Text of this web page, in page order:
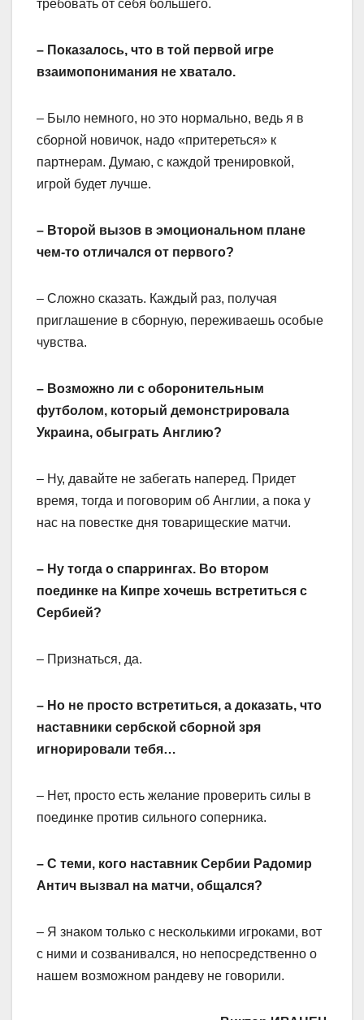
требовать от себя большего.
– Показалось, что в той первой игре
взаимопонимания не хватало.
– Было немного, но это нормально, ведь я в
сборной новичок, надо «притереться» к
партнерам. Думаю, с каждой тренировкой,
игрой будет лучше.
– Второй вызов в эмоциональном плане
чем-то отличался от первого?
– Сложно сказать. Каждый раз, получая
приглашение в сборную, переживаешь особые
чувства.
– Возможно ли с оборонительным
футболом, который демонстрировала
Украина, обыграть Англию?
– Ну, давайте не забегать наперед. Придет
время, тогда и поговорим об Англии, а пока у
нас на повестке дня товарищеские матчи.
– Ну тогда о спаррингах. Во втором
поединке на Кипре хочешь встретиться с
Сербией?
– Признаться, да.
– Но не просто встретиться, а доказать, что
наставники сербской сборной зря
игнорировали тебя…
– Нет, просто есть желание проверить силы в
поединке против сильного соперника.
– С теми, кого наставник Сербии Радомир
Антич вызвал на матчи, общался?
– Я знаком только с несколькими игроками, вот
с ними и созванивался, но непосредственно о
нашем возможном рандеву не говорили.